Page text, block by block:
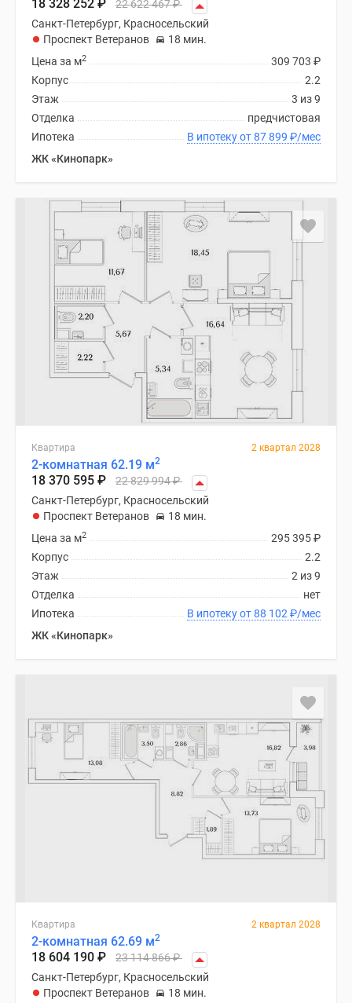
18 328 252 ₽ 22 622 467₽
Санкт-Петербург, Красносельский
Проспект Ветеранов
18 мин.
309 703 ₽
Цена за м2
2.2
Корпус
3 из 9
Этаж
предчистовая
Отделка
В ипотеку от 87 899 ₽/мес
Ипотека
ЖК «Кинопарк»
Квартира 2 квартал 2028
2-комнатная 62.19 м2
18 370 595 ₽ 22 829 994₽
Санкт-Петербург, Красносельский
Проспект Ветеранов
18 мин.
295 395₽
Цена за м2
2.2
Корпус
2 из 9
Этаж
нет
Отделка
В ипотеку от 88 102 ₽/мес
Ипотека
ЖК «Кинопарк»
Квартира 2 квартал 2028
2-комнатная 62.69 м2
18 604 190 ₽ 23 114 866₽
Санкт-Петербург, Красносельский
Проспект Ветеранов
18 мин.